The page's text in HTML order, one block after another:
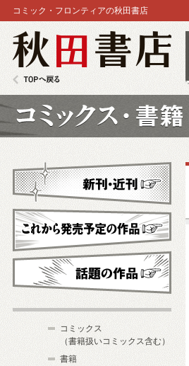
コミック・フロンティアの秋田書店
新刊・近刊
これから発売予定
コミックス
（書籍扱いコミックス含む）
書籍